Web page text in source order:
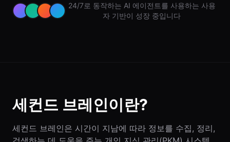
24/7로 동작하는 AI 에이전트를 사용하는 사용
자 기반이 성장 중입니다
세컨드 브레인이란?
세컨드 브레인은 시간이 지남에 따라 정보를 수집, 정리,